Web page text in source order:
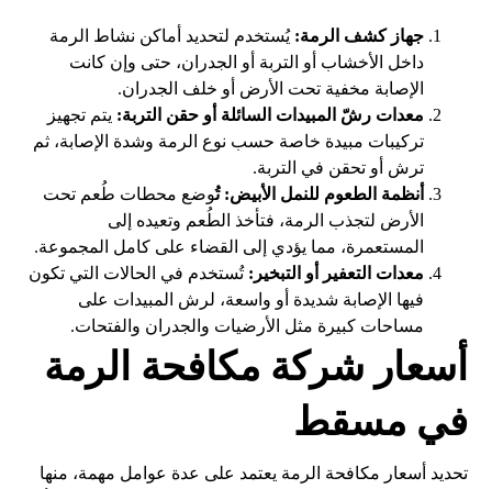
جهاز كشف الرمة: يُستخدم لتحديد أماكن نشاط الرمة
داخل الأخشاب أو التربة أو الجدران، حتى وإن كانت
الإصابة مخفية تحت الأرض أو خلف الجدران.
معدات رشّ المبيدات السائلة أو حقن التربة: يتم تجهيز
تركيبات مبيدة خاصة حسب نوع الرمة وشدة الإصابة، ثم
ترش أو تحقن في التربة.
أنظمة الطعوم للنمل الأبيض: تُوضع محطات طُعم تحت
الأرض لتجذب الرمة، فتأخذ الطُعم وتعيده إلى
المستعمرة، مما يؤدي إلى القضاء على كامل المجموعة.
معدات التعفير أو التبخير: تُستخدم في الحالات التي تكون
فيها الإصابة شديدة أو واسعة، لرش المبيدات على
مساحات كبيرة مثل الأرضيات والجدران والفتحات.
أسعار شركة مكافحة الرمة
في مسقط
تحديد أسعار مكافحة الرمة يعتمد على عدة عوامل مهمة، منها